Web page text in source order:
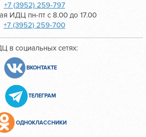
+7 (3952) 259-797
ИДЦ пн-пт с 8.00 до 17.00
+7 (3952) 259-700
в социальных сетях:
ВКОНТАКТЕ
ТЕЛЕГРАМ
ОДНОКЛАССНИКИ